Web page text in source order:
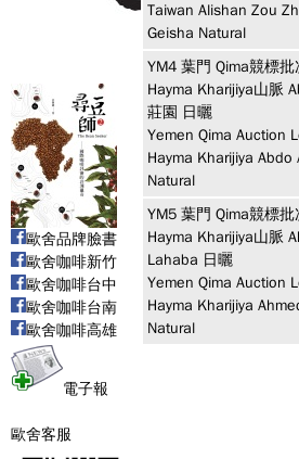
歐舍品牌臉書
歐舍咖啡新竹
歐舍咖啡台中
歐舍咖啡台南
歐舍咖啡高雄
電子報
歐舍客服
Taiwan Alishan Zou
Geisha Natural
YM4 葉門 Qima競標
Hayma Kharijiya山脈
莊園 日曬
Yemen Qima Auction
Hayma Kharijiya Abdo
Natural
YM5 葉門 Qima競標批
Hayma Kharijiya山脈
Lahaba 日曬
Yemen Qima Auction
Hayma Kharijiya
Natural